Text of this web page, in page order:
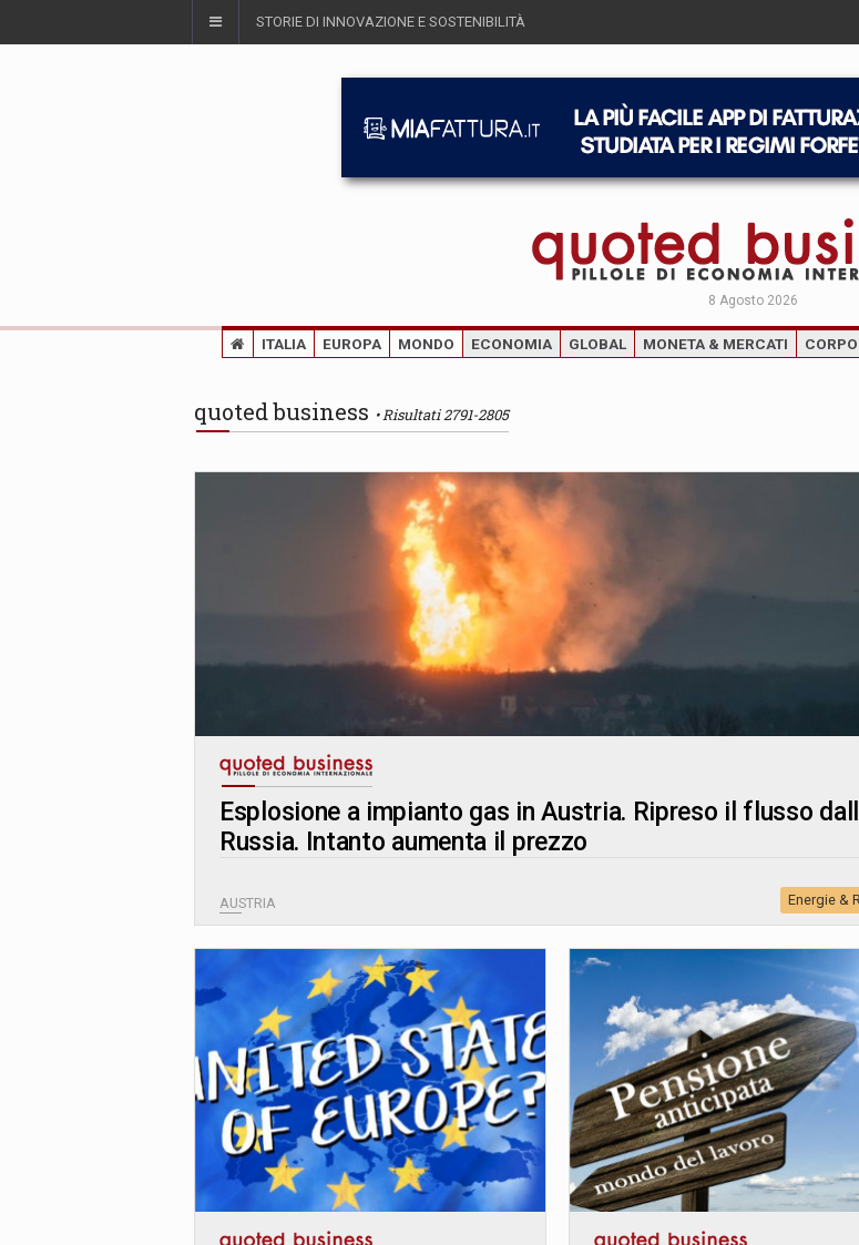
STORIE DI INNOVAZIONE E SOSTENIBILITÀ
8 Agosto 2026
ITALIA EUROPA MONDO ECONOMIA GLOBAL MONETA & MERCATI
quoted business Risultati 2791-2805
Esplosione a impianto gas in Austria. Ripreso il flusso
Russia. Intanto aumenta il prezzo
AUSTRIA Energie &